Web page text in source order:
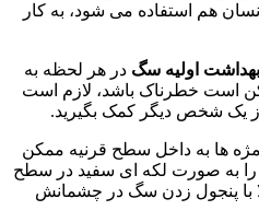
هم استفاده می شود، به کار
بهداشت اولیه سگ در هر لحظه به
است خطرناک باشد، لازم است
یک شخص دیگر کمک بگیرید.
ها به داخل سطح قرنیه ممکن
به صورت لکه ای سفید در سطح
با پنجول زدن سگ در چشمانش